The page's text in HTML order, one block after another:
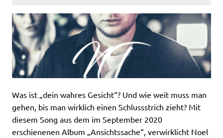
Was ist „dein wahres Gesicht“? Und wie weit muss man
gehen, bis man wirklich einen Schlussstrich zieht? Mit
diesem Song aus dem im September 2020
erschienenen Album „Ansichtssache“, verwirklicht Noel